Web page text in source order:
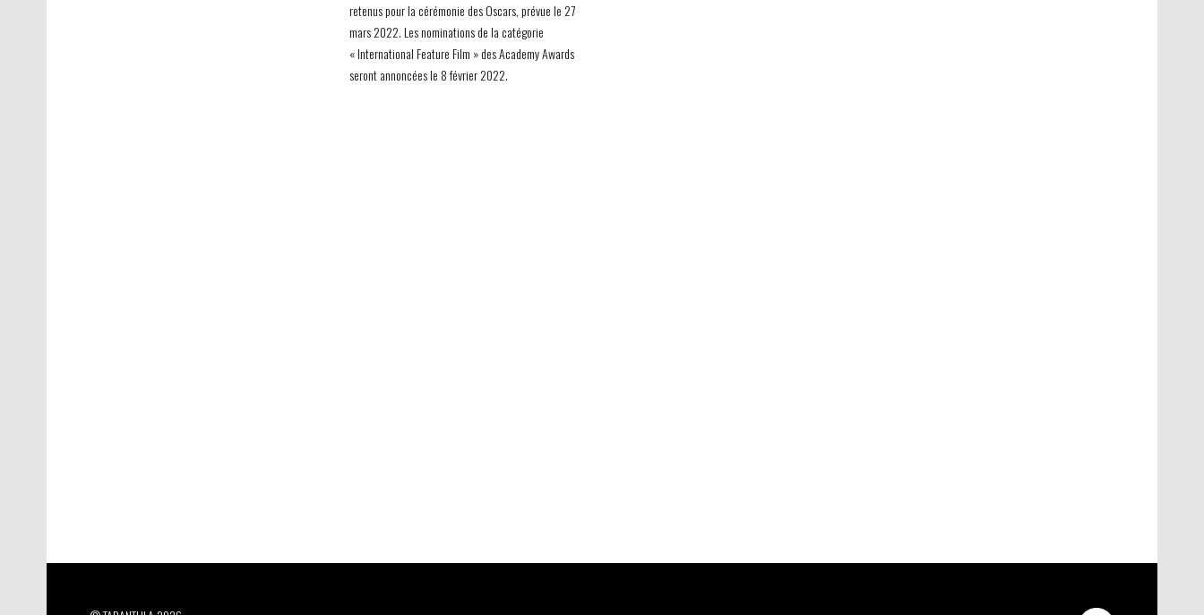
retenus pour la cérémonie des Oscars, prévue le 27
mars 2022. Les nominations de la catégorie
« International Feature Film » des Academy Awards
seront annoncées le 8 février 2022.